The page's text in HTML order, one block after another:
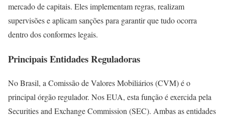
mercado de capitais. Eles implementam regras, realizam
supervisões e aplicam sanções para garantir que tudo ocorra
dentro dos conformes legais.
Principais Entidades Reguladoras
No Brasil, a Comissão de Valores Mobiliários (CVM) é o
principal órgão regulador. Nos EUA, esta função é exercida pela
Securities and Exchange Commission (SEC). Ambas as entidades